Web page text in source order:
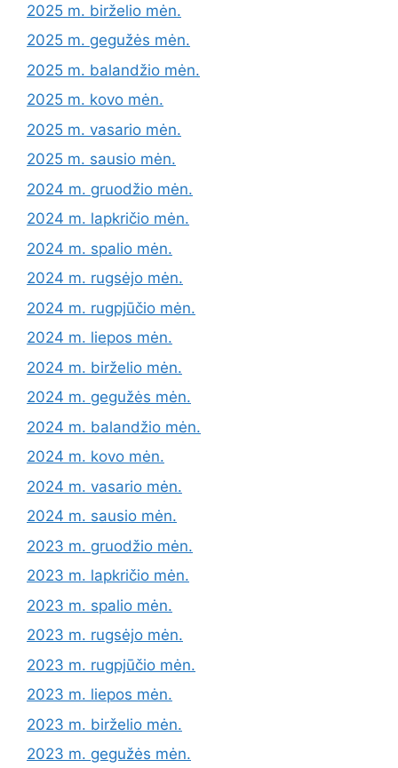
2025 m. birželio mėn.
2025 m. gegužės mėn.
2025 m. balandžio mėn.
2025 m. kovo mėn.
2025 m. vasario mėn.
2025 m. sausio mėn.
2024 m. gruodžio mėn.
2024 m. lapkričio mėn.
2024 m. spalio mėn.
2024 m. rugsėjo mėn.
2024 m. rugpjūčio mėn.
2024 m. liepos mėn.
2024 m. birželio mėn.
2024 m. gegužės mėn.
2024 m. balandžio mėn.
2024 m. kovo mėn.
2024 m. vasario mėn.
2024 m. sausio mėn.
2023 m. gruodžio mėn.
2023 m. lapkričio mėn.
2023 m. spalio mėn.
2023 m. rugsėjo mėn.
2023 m. rugpjūčio mėn.
2023 m. liepos mėn.
2023 m. birželio mėn.
2023 m. gegužės mėn.